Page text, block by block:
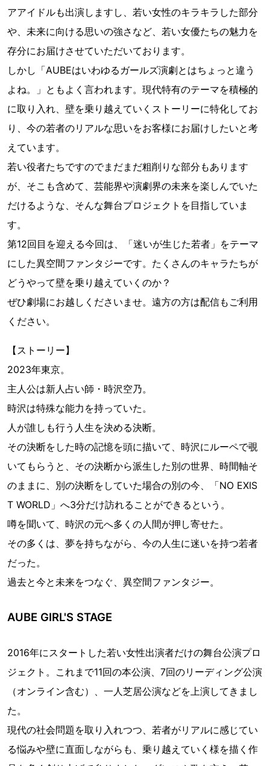
アアイドルも出演しますし、若い女性のキラキラした部分
や、未来に向ける思いの強さなど、若い女優たちの魅力を
存分にお届けさせていただいております。
しかし「AUBEはいわゆるガールズ演劇とはちょっと違う
よね。」ともよく言われます。現代特有のテーマを積極的
に取り入れ、壁を乗り越えていくストーリーに特化してお
り、今の若者のリアルな思いをお客様にお届けしたいと考
えています。
若い役者たちですのでまだまだ粗削りな部分もあります
が、そこも含めて、芸能界や演劇界の未来を楽しんでいた
だけるような、そんな舞台プロジェクトを目指していま
す。
第12回目を迎える今回は、「迷いが生じた若者」をテーマ
にした異空間ファンタジーです。たくさんのキャラたちが
どうやって壁を乗り越えていくのか？
ぜひ劇場にお越しくださいませ。遠方の方は配信もご利用
ください。
【ストーリー】
2023年東京。
主人公は新人占い師・時沢空乃。
時沢は特殊な能力を持っていた。
人が誰しも行う人生を決める決断。
その決断をした時の記憶を頭に描いて、時沢にルーペで覗
いてもらうと、その決断から派生した別の世界、時間軸そ
のままに、別の決断をしていた場合の別の今、「NO EXIS
T WORLD」へ3分だけ訪れることができるという。
噂を聞いて、時沢の元へ多くの人間が押し寄せた。
その多くは、夢を持ちながら、今の人生に迷いを持つ若者
だった。
過去と今と未来をつなぐ、異空間ファンタジー。
AUBE GIRL'S STAGE
2016年にスタートした若い女性出演者だけの舞台公演プロ
ジェクト。これまで11回の本公演、7回のリーディング公演
（オンライン含む）、一人芝居公演などを上演してきまし
た。
現代の社会問題を取り入れつつ、若者がリアルに感じてい
る悩みや壁に直面しながらも、乗り越えていく様を描く作